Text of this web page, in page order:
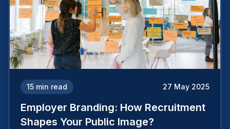
15 min read 27 May 2025
Employer Branding: How Recruitment
Shapes Your Public Image?